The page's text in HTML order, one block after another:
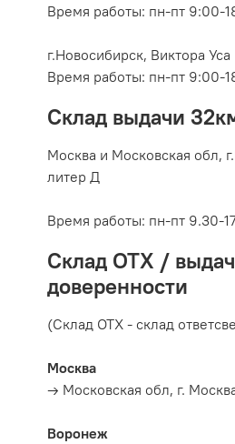
Время работы: пн-пт 9:00-
г.Новосибирск, Виктора Уса
Время работы: пн-пт 9:00-
Склад выдачи
Москва и Московская обл, г.
литер Д
Время работы: пн-пт 9.30-
Склад ОТХ /
доверенности
(Склад ОТХ - склад
Москва
→ Московская обл, г.
Воронеж